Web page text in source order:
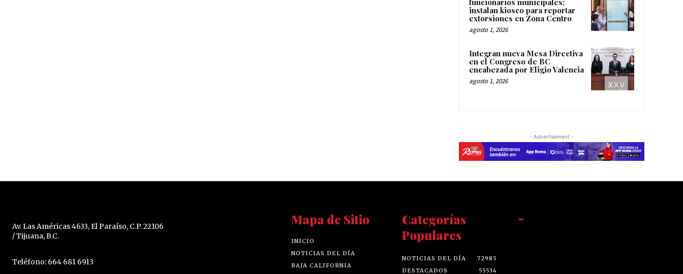
funcionarios municipales;
instalan kiosco para reportar
extorsiones en Zona Centro
agosto 1, 2026
Integran nueva Mesa Directiva
en el Congreso de BC
encabezada por Eligio Valencia
agosto 1, 2026
- Advertisement -
Av. Las Américas 4633, El Paraíso, C.P. 22106
/ Tijuana, B.C.
Teléfono: 664 681 6913
Mapa de Sitio
INICIO
NOTICIAS DEL DÍA
BAJA CALIFORNIA
Categorías
Populares
NOTICIAS DEL DÍA
72985
DESTACADOS
55534
-